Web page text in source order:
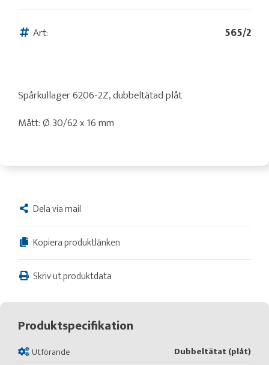
Art: 565/2
Spårkullager 6206-2Z, dubbeltätad plåt
Mått: Ø 30/62 x 16 mm
Dela via mail
Kopiera produktlänken
Skriv ut produktdata
Produktspecifikation
Utförande
Dubbeltätat (plåt)